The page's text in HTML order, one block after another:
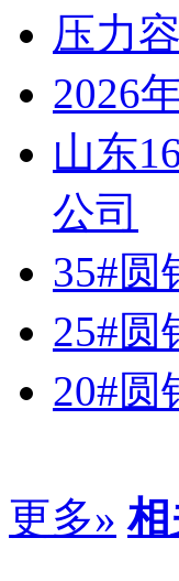
压力
2026
山东
公司
35#圆
25#圆
20#圆
更多»